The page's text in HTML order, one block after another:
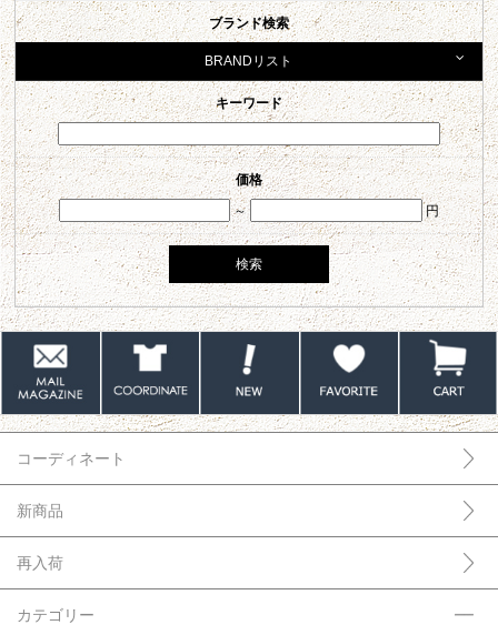
ブランド検索
BRANDリスト
キーワード
価格
～
円
コーディネート
新商品
再入荷
カテゴリー